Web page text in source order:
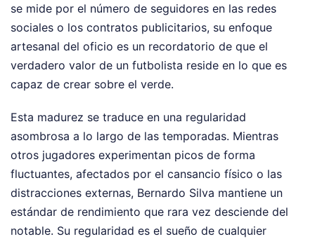
se mide por el número de seguidores en las redes
sociales o los contratos publicitarios, su enfoque
artesanal del oficio es un recordatorio de que el
verdadero valor de un futbolista reside en lo que es
capaz de crear sobre el verde.
Esta madurez se traduce en una regularidad
asombrosa a lo largo de las temporadas. Mientras
otros jugadores experimentan picos de forma
fluctuantes, afectados por el cansancio físico o las
distracciones externas, Bernardo Silva mantiene un
estándar de rendimiento que rara vez desciende del
notable. Su regularidad es el sueño de cualquier